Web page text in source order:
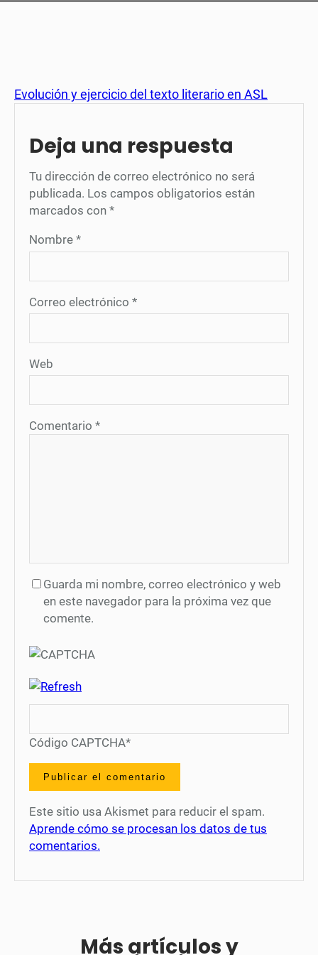
Evolución y ejercicio del texto literario en ASL
Deja una respuesta
Tu dirección de correo electrónico no será
publicada. Los campos obligatorios están
marcados con *
Nombre *
Correo electrónico *
Web
Comentario *
Guarda mi nombre, correo electrónico y web
en este navegador para la próxima vez que
comente.
Código CAPTCHA*
Este sitio usa Akismet para reducir el spam.
Aprende cómo se procesan los datos de tus
comentarios.
Más artículos y